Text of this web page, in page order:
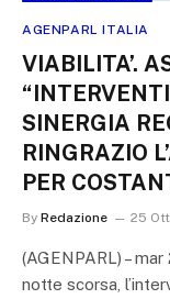
AGENPARL ITALIA
VIABILITA’.
SINERGIA
RINGRAZIO
PER
By Redazione 25
(AGENPARL) –
notte scorsa,